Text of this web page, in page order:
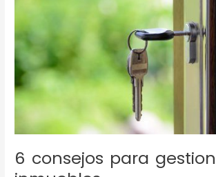
6 consejos para